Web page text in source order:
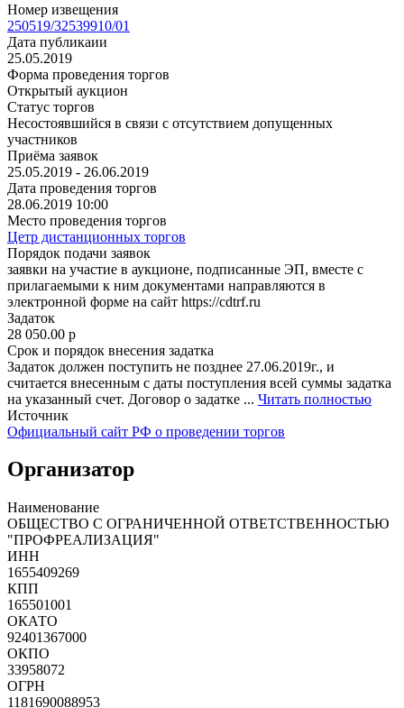
Номер извещения
250519/32539910/01
Дата публикаии
25.05.2019
Форма проведения торгов
Открытый аукцион
Статус торгов
Несостоявшийся в связи с отсутствием допущенных
участников
Приёма заявок
25.05.2019 - 26.06.2019
Дата проведения торгов
28.06.2019 10:00
Место проведения торгов
Цетр дистанционных торгов
Порядок подачи заявок
заявки на участие в аукционе, подписанные ЭП, вместе с
прилагаемыми к ним документами направляются в
электронной форме на сайт https://cdtrf.ru
Задаток
28 050.00 p
Срок и порядок внесения задатка
Задаток должен поступить не позднее 27.06.2019г., и
считается внесенным с даты поступления всей суммы задатка
на указанный счет. Договор о задатке ... Читать полностью
Источник
Официальный сайт РФ о проведении торгов
Организатор
Наименование
ОБЩЕСТВО С ОГРАНИЧЕННОЙ ОТВЕТСТВЕННОСТЬЮ
"ПРОФРЕАЛИЗАЦИЯ"
ИНН
1655409269
КПП
165501001
ОКАТО
92401367000
ОКПО
33958072
ОГРН
1181690088953